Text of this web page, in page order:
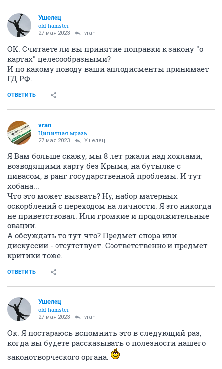
Ушелец
old hamster
27 мая 2023 vran
ОК. Считаете ли вы принятие поправки к закону "о
картах" целесообразными?
И по какому поводу ваши аплодисменты принимает
ГД РФ.
ОТВЕТИТЬ
vran
Циничная мразь
27 мая 2023 Ушелец
Я Вам больше скажу, мы 8 лет ржали над хохлами,
возводящими карту без Крыма, на бутылке с
пивасом, в ранг государственной проблемы. И тут
хобана...
Что это может вызвать? Ну, набор матерных
оскорблений с переходом на личности. Я это никогда
не приветствовал. Или громкие и продолжительные
овации.
А обсуждать то тут что? Предмет спора или
дискуссии - отсутствует. Соответственно и предмет
критики тоже.
ОТВЕТИТЬ
Ушелец
old hamster
27 мая 2023 vran
Ок. Я постараюсь вспомнить это в следующий раз,
когда вы будете рассказывать о полезности нашего
законотворческого органа.